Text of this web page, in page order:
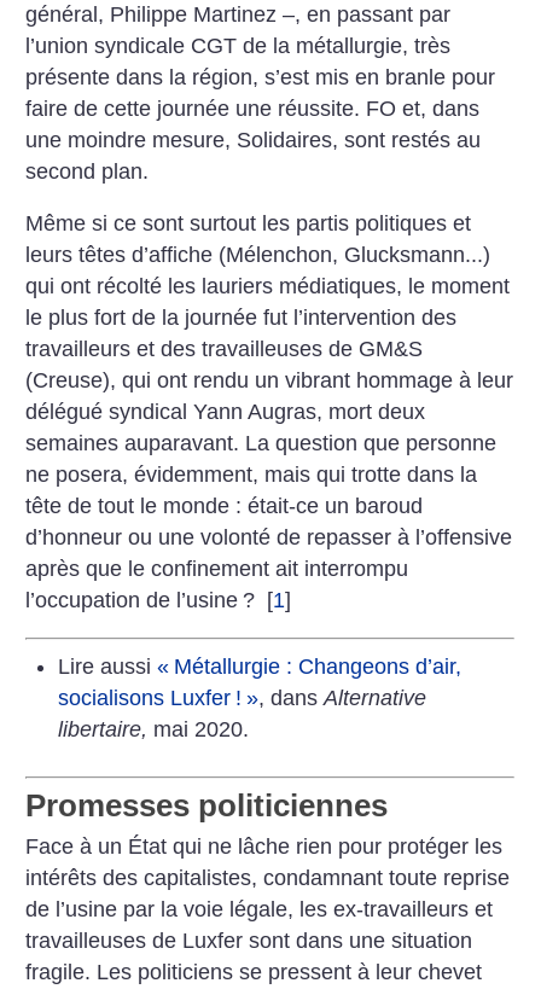
général, ­Philippe Martinez –, en passant par
l’union syndicale CGT de la métallurgie, très
présente dans la région, s’est mis en branle pour
faire de cette journée une réussite. FO et, dans
une moindre mesure, Solidaires, sont restés au
second plan.
Même si ce sont surtout les partis politiques et
leurs têtes d’affiche (Mélenchon, Glucksmann...)
qui ont récolté les lauriers médiatiques, le moment
le plus fort de la journée fut l’intervention des
travailleurs et des travailleuses de GM&S
(Creuse), qui ont rendu un vibrant hommage à leur
délégué syndical Yann Augras, mort deux
semaines auparavant. La question que personne
ne posera, évidemment, mais qui trotte dans la
tête de tout le monde : était-ce un baroud
d’honneur ou une volonté de repasser à l’offensive
après que le confinement ait interrompu
l’occupation de l’usine ? [1]
Lire aussi « Métallurgie : Changeons d’air,
socialisons Luxfer ! », dans Alternative
libertaire, mai 2020.
Promesses politiciennes
Face à un État qui ne lâche rien pour protéger les
intérêts des capitalistes, condamnant toute reprise
de l’usine par la voie légale, les ex-travailleurs et
travailleuses de Luxfer sont dans une situation
fragile. Les politiciens se pressent à leur chevet